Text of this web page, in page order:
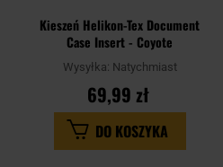
Kieszeń Helikon-Tex Document
Case Insert - Coyote
Wysyłka: Natychmiast
69,99 zł
DO KOSZYKA